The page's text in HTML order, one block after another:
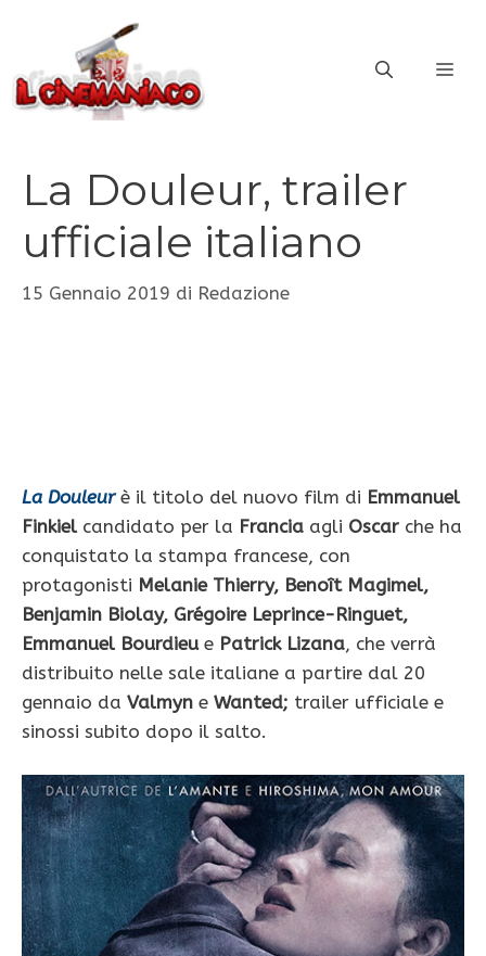
contenuto
La Douleur, trailer
ufficiale italiano
15 Gennaio 2019 di Redazione
La Douleurè il titolo del nuovo film di Emmanuel
Finkielcandidato per la Francia agli Oscar che ha
conquistato la stampa francese, con
protagonisti Melanie Thierry, Benoît Magimel,
Benjamin Biolay, Grégoire Leprince-Ringuet,
Emmanuel Bourdieue Patrick Lizana, che verrà
distribuito nelle sale italiane a partire dal 20
gennaio da Valmyn e Wanted; trailer ufficiale e
sinossi subito dopo il salto.